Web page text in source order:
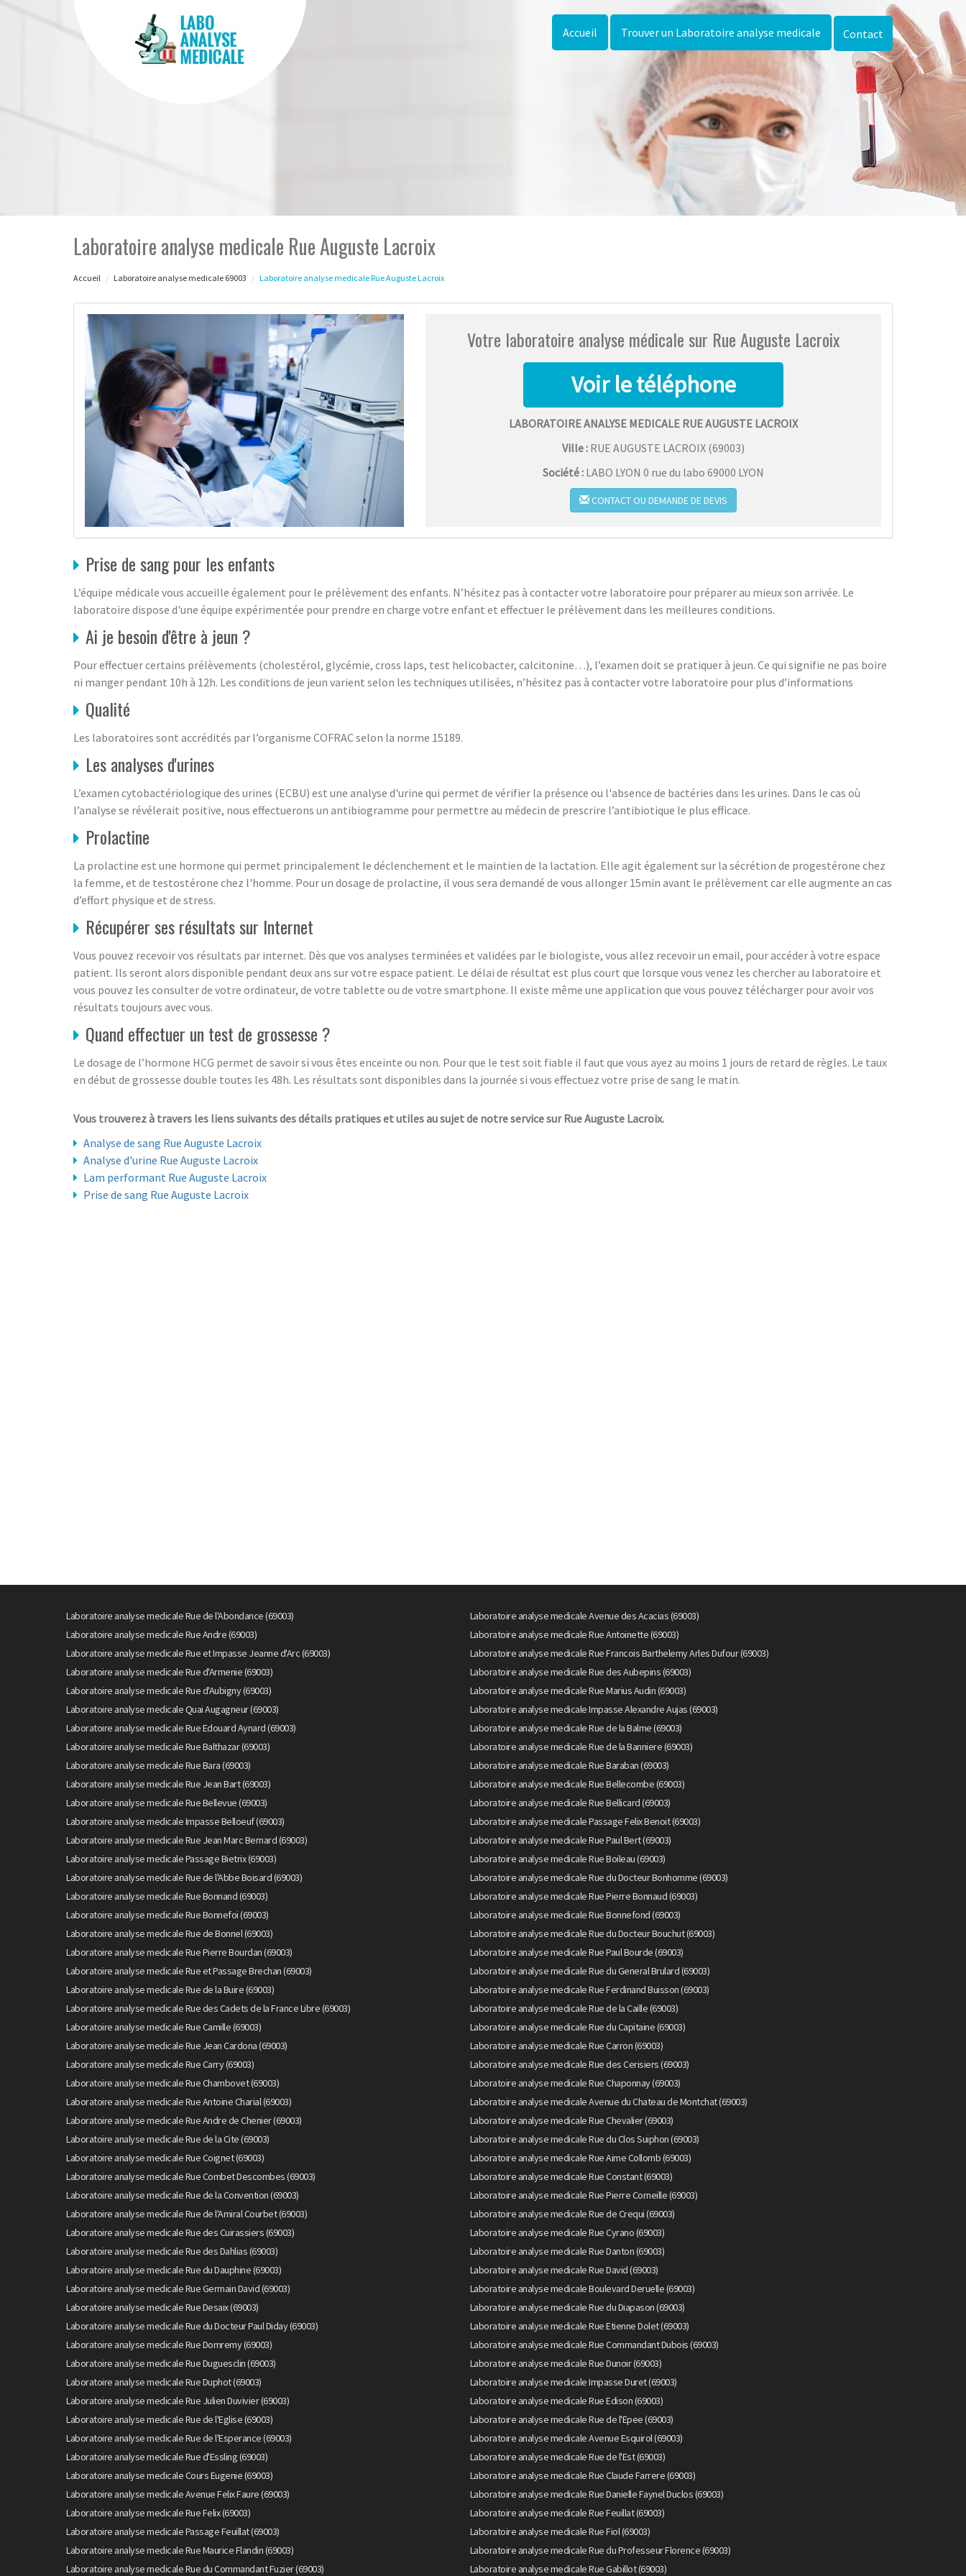
Accueil Trouver un Laboratoire analyse medicale Contact
Laboratoire analyse medicale Rue Auguste Lacroix
Accueil Laboratoire analyse medicale 69003 Laboratoire analyse medicale Rue Auguste Lacroix
Votre laboratoire analyse médicale sur Rue Auguste Lacroix
LABORATOIRE ANALYSE MEDICALE RUE AUGUSTE LACROIX
Ville : RUE AUGUSTE LACROIX (69003)
Société : LABO LYON 0 rue du labo 69000 LYON
CONTACT OU DEMANDE DE DEVIS
Prise de sang pour les enfants
L’équipe médicale vous accueille également pour le prélèvement des enfants. N’hésitez pas à contacter votre laboratoire pour préparer au mieux son arrivée. Le
laboratoire dispose d'une équipe expérimentée pour prendre en charge votre enfant et effectuer le prélèvement dans les meilleures conditions.
Ai je besoin d'être à jeun ?
Pour effectuer certains prélèvements (cholestérol, glycémie, cross laps, test helicobacter, calcitonine…), l’examen doit se pratiquer à jeun. Ce qui signifie ne pas boire
ni manger pendant 10h à 12h. Les conditions de jeun varient selon les techniques utilisées, n’hésitez pas à contacter votre laboratoire pour plus d’informations
Qualité
Les laboratoires sont accrédités par l’organisme COFRAC selon la norme 15189.
Les analyses d'urines
L’examen cytobactériologique des urines (ECBU) est une analyse d'urine qui permet de vérifier la présence ou l'absence de bactéries dans les urines. Dans le cas où
l’analyse se révélerait positive, nous effectuerons un antibiogramme pour permettre au médecin de prescrire l’antibiotique le plus efficace.
Prolactine
La prolactine est une hormone qui permet principalement le déclenchement et le maintien de la lactation. Elle agit également sur la sécrétion de progestérone chez
la femme, et de testostérone chez l'homme. Pour un dosage de prolactine, il vous sera demandé de vous allonger 15min avant le prélèvement car elle augmente an cas
d’effort physique et de stress.
Récupérer ses résultats sur Internet
Vous pouvez recevoir vos résultats par internet. Dès que vos analyses terminées et validées par le biologiste, vous allez recevoir un email, pour accéder à votre espace
patient. Ils seront alors disponible pendant deux ans sur votre espace patient. Le délai de résultat est plus court que lorsque vous venez les chercher au laboratoire et
vous pouvez les consulter de votre ordinateur, de votre tablette ou de votre smartphone. Il existe même une application que vous pouvez télécharger pour avoir vos
résultats toujours avec vous.
Quand effectuer un test de grossesse ?
Le dosage de l’hormone HCG permet de savoir si vous êtes enceinte ou non. Pour que le test soit fiable il faut que vous ayez au moins 1 jours de retard de règles. Le taux
en début de grossesse double toutes les 48h. Les résultats sont disponibles dans la journée si vous effectuez votre prise de sang le matin.
Vous trouverez à travers les liens suivants des détails pratiques et utiles au sujet de notre service sur Rue Auguste Lacroix.
Analyse de sang Rue Auguste Lacroix
Analyse d'urine Rue Auguste Lacroix
Lam performant Rue Auguste Lacroix
Prise de sang Rue Auguste Lacroix
Laboratoire analyse medicale Rue de l'Abondance (69003)
Laboratoire analyse medicale Avenue des Acacias (69003)
Laboratoire analyse medicale Rue Andre (69003)
Laboratoire analyse medicale Rue Antoinette (69003)
Laboratoire analyse medicale Rue et Impasse Jeanne d'Arc (69003)
Laboratoire analyse medicale Rue Francois Barthelemy Arles Dufour (69003)
Laboratoire analyse medicale Rue d'Armenie (69003)
Laboratoire analyse medicale Rue des Aubepins (69003)
Laboratoire analyse medicale Rue d'Aubigny (69003)
Laboratoire analyse medicale Rue Marius Audin (69003)
Laboratoire analyse medicale Quai Augagneur (69003)
Laboratoire analyse medicale Impasse Alexandre Aujas (69003)
Laboratoire analyse medicale Rue Edouard Aynard (69003)
Laboratoire analyse medicale Rue de la Balme (69003)
Laboratoire analyse medicale Rue Balthazar (69003)
Laboratoire analyse medicale Rue de la Banniere (69003)
Laboratoire analyse medicale Rue Bara (69003)
Laboratoire analyse medicale Rue Baraban (69003)
Laboratoire analyse medicale Rue Jean Bart (69003)
Laboratoire analyse medicale Rue Bellecombe (69003)
Laboratoire analyse medicale Rue Bellevue (69003)
Laboratoire analyse medicale Rue Bellicard (69003)
Laboratoire analyse medicale Impasse Belloeuf (69003)
Laboratoire analyse medicale Passage Felix Benoit (69003)
Laboratoire analyse medicale Rue Jean Marc Bernard (69003)
Laboratoire analyse medicale Rue Paul Bert (69003)
Laboratoire analyse medicale Passage Bietrix (69003)
Laboratoire analyse medicale Rue Boileau (69003)
Laboratoire analyse medicale Rue de l'Abbe Boisard (69003)
Laboratoire analyse medicale Rue du Docteur Bonhomme (69003)
Laboratoire analyse medicale Rue Bonnand (69003)
Laboratoire analyse medicale Rue Pierre Bonnaud (69003)
Laboratoire analyse medicale Rue Bonnefoi (69003)
Laboratoire analyse medicale Rue Bonnefond (69003)
Laboratoire analyse medicale Rue de Bonnel (69003)
Laboratoire analyse medicale Rue du Docteur Bouchut (69003)
Laboratoire analyse medicale Rue Pierre Bourdan (69003)
Laboratoire analyse medicale Rue Paul Bourde (69003)
Laboratoire analyse medicale Rue et Passage Brechan (69003)
Laboratoire analyse medicale Rue du General Brulard (69003)
Laboratoire analyse medicale Rue de la Buire (69003)
Laboratoire analyse medicale Rue Ferdinand Buisson (69003)
Laboratoire analyse medicale Rue des Cadets de la France Libre (69003)
Laboratoire analyse medicale Rue de la Caille (69003)
Laboratoire analyse medicale Rue Camille (69003)
Laboratoire analyse medicale Rue du Capitaine (69003)
Laboratoire analyse medicale Rue Jean Cardona (69003)
Laboratoire analyse medicale Rue Carron (69003)
Laboratoire analyse medicale Rue Carry (69003)
Laboratoire analyse medicale Rue des Cerisiers (69003)
Laboratoire analyse medicale Rue Chambovet (69003)
Laboratoire analyse medicale Rue Chaponnay (69003)
Laboratoire analyse medicale Rue Antoine Charial (69003)
Laboratoire analyse medicale Avenue du Chateau de Montchat (69003)
Laboratoire analyse medicale Rue Andre de Chenier (69003)
Laboratoire analyse medicale Rue Chevalier (69003)
Laboratoire analyse medicale Rue de la Cite (69003)
Laboratoire analyse medicale Rue du Clos Suiphon (69003)
Laboratoire analyse medicale Rue Coignet (69003)
Laboratoire analyse medicale Rue Aime Collomb (69003)
Laboratoire analyse medicale Rue Combet Descombes (69003)
Laboratoire analyse medicale Rue Constant (69003)
Laboratoire analyse medicale Rue de la Convention (69003)
Laboratoire analyse medicale Rue Pierre Corneille (69003)
Laboratoire analyse medicale Rue de l'Amiral Courbet (69003)
Laboratoire analyse medicale Rue de Crequi (69003)
Laboratoire analyse medicale Rue des Cuirassiers (69003)
Laboratoire analyse medicale Rue Cyrano (69003)
Laboratoire analyse medicale Rue des Dahlias (69003)
Laboratoire analyse medicale Rue Danton (69003)
Laboratoire analyse medicale Rue du Dauphine (69003)
Laboratoire analyse medicale Rue David (69003)
Laboratoire analyse medicale Rue Germain David (69003)
Laboratoire analyse medicale Boulevard Deruelle (69003)
Laboratoire analyse medicale Rue Desaix (69003)
Laboratoire analyse medicale Rue du Diapason (69003)
Laboratoire analyse medicale Rue du Docteur Paul Diday (69003)
Laboratoire analyse medicale Rue Etienne Dolet (69003)
Laboratoire analyse medicale Rue Domremy (69003)
Laboratoire analyse medicale Rue Commandant Dubois (69003)
Laboratoire analyse medicale Rue Duguesclin (69003)
Laboratoire analyse medicale Rue Dunoir (69003)
Laboratoire analyse medicale Rue Duphot (69003)
Laboratoire analyse medicale Impasse Duret (69003)
Laboratoire analyse medicale Rue Julien Duvivier (69003)
Laboratoire analyse medicale Rue Edison (69003)
Laboratoire analyse medicale Rue de l'Eglise (69003)
Laboratoire analyse medicale Rue de l'Epee (69003)
Laboratoire analyse medicale Rue de l'Esperance (69003)
Laboratoire analyse medicale Avenue Esquirol (69003)
Laboratoire analyse medicale Rue d'Essling (69003)
Laboratoire analyse medicale Rue de l'Est (69003)
Laboratoire analyse medicale Cours Eugenie (69003)
Laboratoire analyse medicale Rue Claude Farrere (69003)
Laboratoire analyse medicale Avenue Felix Faure (69003)
Laboratoire analyse medicale Rue Danielle Faynel Duclos (69003)
Laboratoire analyse medicale Rue Felix (69003)
Laboratoire analyse medicale Rue Feuillat (69003)
Laboratoire analyse medicale Passage Feuillat (69003)
Laboratoire analyse medicale Rue Fiol (69003)
Laboratoire analyse medicale Rue Maurice Flandin (69003)
Laboratoire analyse medicale Rue du Professeur Florence (69003)
Laboratoire analyse medicale Rue du Commandant Fuzier (69003)
Laboratoire analyse medicale Rue Gabillot (69003)